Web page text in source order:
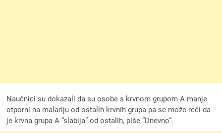
Naučnici su dokazali da su osobe s krvnom grupom A manje
otporni na malariju od ostalih krvnih grupa pa se može reći da
je krvna grupa A “slabija” od ostalih, piše “Dnevno“.